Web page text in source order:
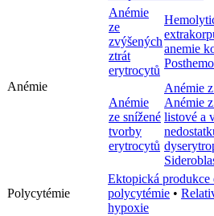
Anémie
Anémie
ze
zvýšených
ztrát
erytrocytů
anemie
Anémie
ze snížené
tvorby
erytrocytů
Anémie
Anémie
listové a
Polycytémie
Ektopická produkce
polycytémie •
hypoxie